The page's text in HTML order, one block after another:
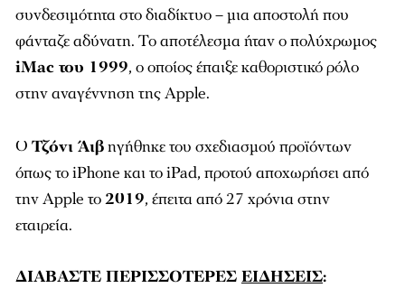
συνδεσιμότητα στο διαδίκτυο – μια αποστολή που
φάνταζε αδύνατη. Το αποτέλεσμα ήταν ο πολύχρωμος
iMac του 1999, ο οποίος έπαιξε καθοριστικό ρόλο
στην αναγέννηση της Apple.
Ο Τζόνι Άιβηγήθηκε του σχεδιασμού προϊόντων
όπως το iPhone και το iPad, προτού αποχωρήσει από
την Apple το2019, έπειτα από 27 χρόνια στην
εταιρεία.
ΔΙΑΒΑΣΤΕ ΠΕΡΙΣΣΟΤΕΡΕΣ ΕΙΔΗΣΕΙΣ: